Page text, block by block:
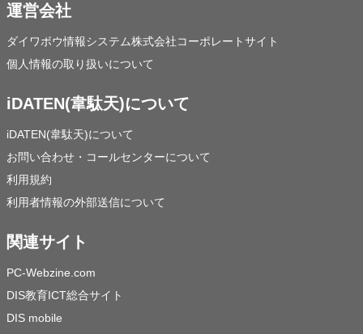
運営会社
ダイワボウ情報システム株式会社コーポレートサイト
個人情報の取り扱いについて
iDATEN(韋駄天)について
iDATEN(韋駄天)について
お問い合わせ・コールセンターについて
利用規約
利用者情報の外部送信について
関連サイト
PC-Webzine.com
DIS教育ICT総合サイト
DIS mobile